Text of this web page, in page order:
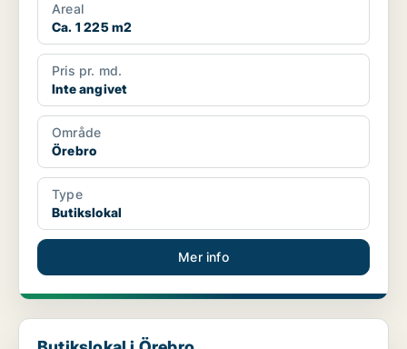
Areal
Ca. 1 225 m2
Pris pr. md.
Inte angivet
Område
Örebro
Type
Butikslokal
Mer info
Butikslokal i Örebro